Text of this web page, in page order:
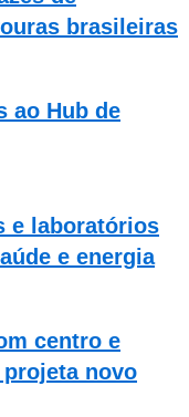
brasileiras
ao Hub de
e laboratórios
e energia
centro e
novo